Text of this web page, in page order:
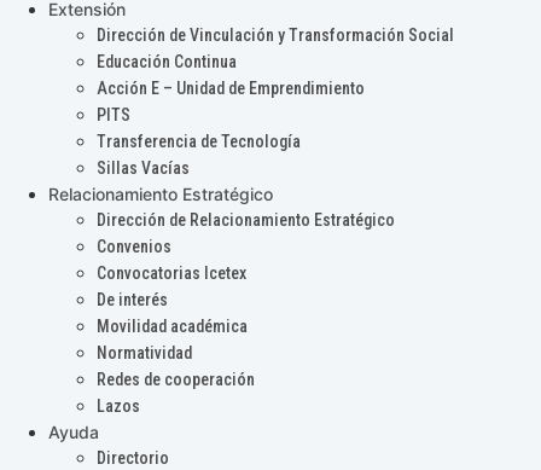
Extensión
Dirección de Vinculación y Transformación Social
Educación Continua
Acción E – Unidad de Emprendimiento
PITS
Transferencia de Tecnología
Sillas Vacías
Relacionamiento Estratégico
Dirección de Relacionamiento Estratégico
Convenios
Convocatorias Icetex
De interés
Movilidad académica
Normatividad
Redes de cooperación
Lazos
Ayuda
Directorio